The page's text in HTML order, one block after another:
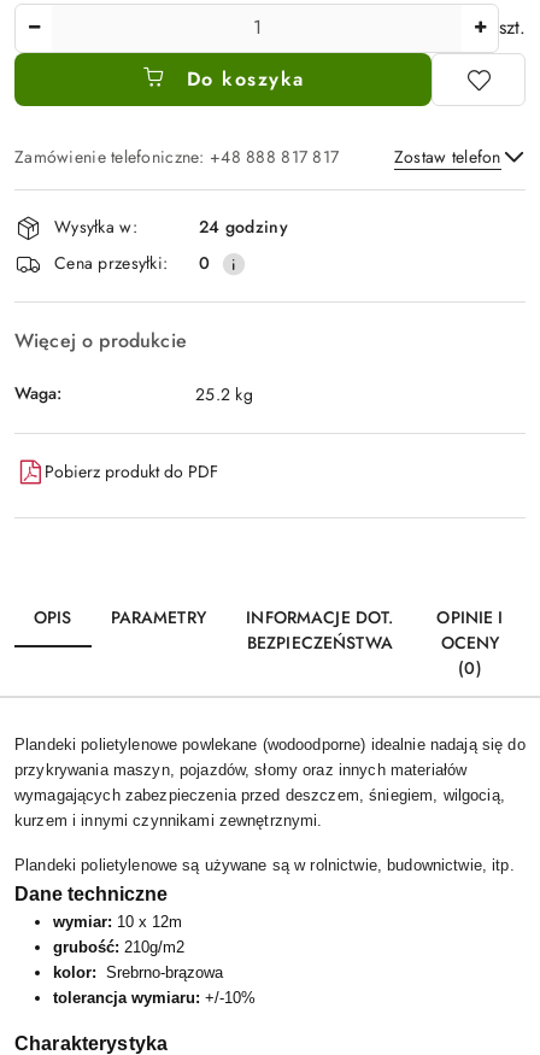
szt.
Do koszyka
Zamówienie telefoniczne: +48 888 817 817 Zostaw telefon
Wyślij
Dostępność
i
dostawa
Wysyłka w:
24 godziny
Cena przesyłki:
0
Więcej o produkcie
Waga: 25.2 kg
Pobierz produkt do PDF
OPIS PARAMETRY
INFORMACJE DOT.
BEZPIECZEŃSTWA
OPINIE I
OCENY
(0)
Plandeki polietylenowe powlekane (wodoodporne) idealnie nadają się do
przykrywania maszyn, pojazdów, słomy oraz innych materiałów
wymagających zabezpieczenia przed deszczem, śniegiem, wilgocią,
kurzem i innymi czynnikami zewnętrznymi.
Plandeki polietylenowe są używane są w rolnictwie, budownictwie, itp.
Dane techniczne
wymiar: 10 x 12m
grubość: 210g/m2
kolor: Srebrno-brązowa
tolerancja wymiaru: +/-10%
Charakterystyka